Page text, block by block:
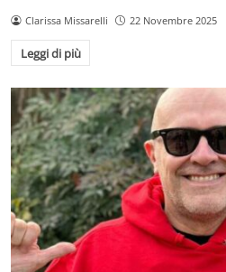
Clarissa Missarelli 22 Novembre 2025
Leggi di più